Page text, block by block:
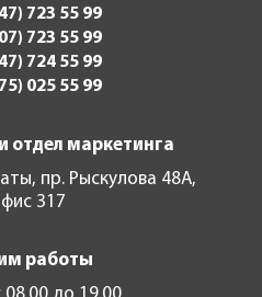
723 55 99
723 55 99
724 55 99
025 55 99
отдел маркетинга
пр. Рыскулова 48А,
317
работы